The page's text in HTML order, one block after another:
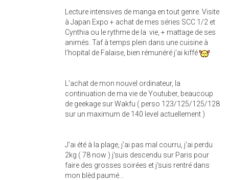
Lecture intensives de manga en tout genre. Visite
à Japan Expo + achat de mes séries SCC 1/2 et
Cynthia ou le rythme de la vie, + mattage de ses
animés. Taf à temps plein dans une cuisine à
l'hopital de Falaise, bien rémunéré j'ai kiffé
L'achat de mon nouvel ordinateur, la
continuation de ma vie de Youtuber, beaucoup
de geekage sur Wakfu ( perso 123/125/125/128
sur un maximum de 140 level actuellement )
J'ai été à la plage, j'ai pas mal courru, j'ai perdu
2kg ( 78 now ) j'suis descendu sur Paris pour
faire des grosses soirées et j'suis rentré dans
mon blèd paumé...